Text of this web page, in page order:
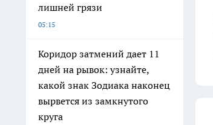
лишней грязи
05:15
Коридор затмений дает 11
дней на рывок: узнайте,
какой знак Зодиака наконец
вырвется из замкнутого
круга